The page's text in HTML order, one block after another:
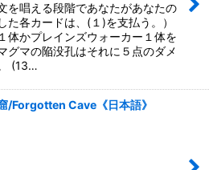
を唱える段階であなたがあなたの
た各カードは、(１)を支払う。）
体かプレインズウォーカー１体を
グマの陥没孔はそれに５点のダメ
(13…
/Forgotten Cave《日本語》